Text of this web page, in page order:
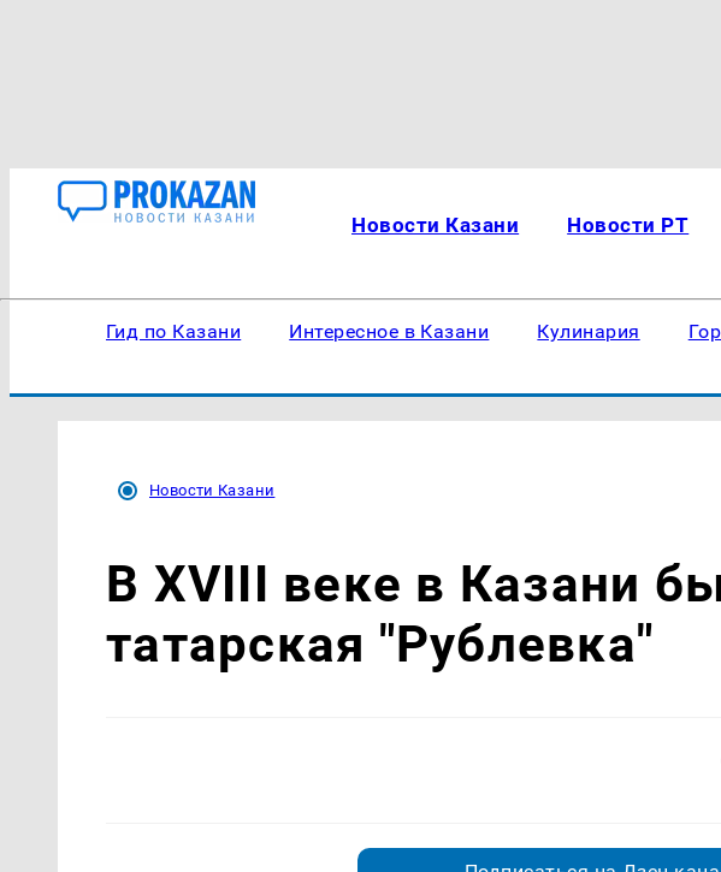
Новости Казани Новости РТ
Гид по Казани Интересное в Казани Кулинария
Новости Казани
В XVIII веке в Казани
татарская "Рублевка"